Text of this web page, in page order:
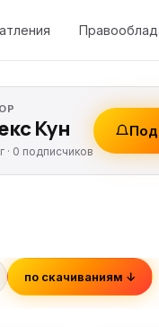
Кун
· 0 подписчиков
по скачиваниям ↓